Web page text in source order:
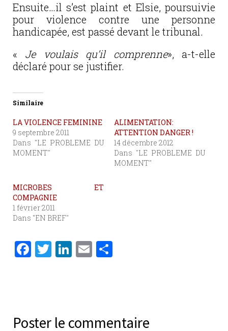
Ensuite…il s’est plaint et Elsie, poursuivie
pour violence contre une personne
handicapée, est passé devant le tribunal.
« Je voulais qu’il comprenne», a-t-elle
déclaré pour se justifier.
Similaire
LA VIOLENCE FEMININE
9 septembre 2011
Dans "LE PROBLEME DU
MOMENT"
ALIMENTATION:
ATTENTION DANGER !
14 décembre 2012
Dans "LE PROBLEME DU
MOMENT"
MICROBES ET
COMPAGNIE
1 février 2011
Dans "EN BREF"
F
b
T
r
Li E
er
Poster le commentaire